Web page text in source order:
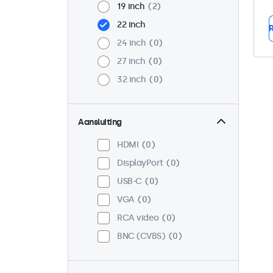
19 inch
2
22 inch
24 inch
0
27 inch
0
32 inch
0
Aansluiting
HDMI
0
DisplayPort
0
USB-C
0
VGA
0
RCA video
0
BNC (CVBS)
0